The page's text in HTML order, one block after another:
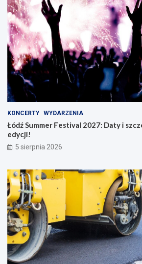
KONCERTY WYDARZENIA
Łódź Summer Festival 2027: Daty i
edycji!
5 sierpnia 2026